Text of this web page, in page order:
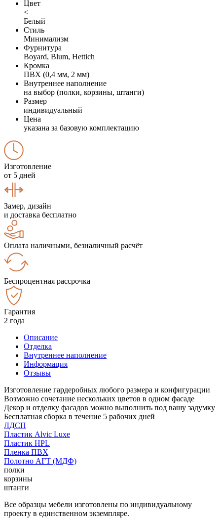
Цвет
<
Белый
Стиль
Минимализм
Фурнитура
Boyard, Blum, Hettich
Кромка
ПВХ (0,4 мм, 2 мм)
Внутреннее наполнение
на выбор (полки, корзины, штанги)
Размер
индивидуальный
Цена
указана за базовую комплектацию
Изготовление
от 5 дней
Замер, дизайн
и доставка бесплатно
Оплата наличными, безналичный расчёт
Беспроцентная рассрочка
Гарантия
2 года
Описание
Отделка
Внутреннее наполнение
Информация
Отзывы
Изготовление гардеробных любого размера и конфигурации
Возможно сочетание нескольких цветов в одном фасаде
Декор и отделку фасадов можно выполнить под вашу задумку
Бесплатная сборка в течение 5 рабочих дней
ЛДСП
Пластик Alvic Luxe
Пластик HPL
Пленка ПВХ
Полотно АГТ (МДФ)
полки
корзины
штанги
Все образцы мебели изготовлены по индивидуальному
проекту в единственном экземпляре.